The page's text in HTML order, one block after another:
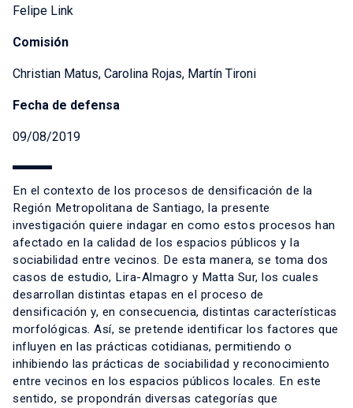
Felipe Link
Comisión
Christian Matus, Carolina Rojas, Martín Tironi
Fecha de defensa
09/08/2019
En el contexto de los procesos de densificación de la
Región Metropolitana de Santiago, la presente
investigación quiere indagar en como estos procesos han
afectado en la calidad de los espacios públicos y la
sociabilidad entre vecinos. De esta manera, se toma dos
casos de estudio, Lira-Almagro y Matta Sur, los cuales
desarrollan distintas etapas en el proceso de
densificación y, en consecuencia, distintas características
morfológicas. Así, se pretende identificar los factores que
influyen en las prácticas cotidianas, permitiendo o
inhibiendo las prácticas de sociabilidad y reconocimiento
entre vecinos en los espacios públicos locales. En este
sentido, se propondrán diversas categorías que